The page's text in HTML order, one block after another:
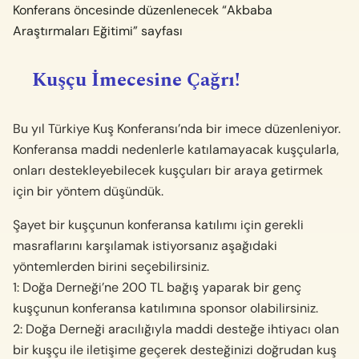
Konferans öncesinde düzenlenecek “Akbaba
Araştırmaları Eğitimi” sayfası
Kuşçu İmecesine Çağrı!
Bu yıl Türkiye Kuş Konferansı’nda bir imece düzenleniyor.
Konferansa maddi nedenlerle katılamayacak kuşçularla,
onları destekleyebilecek kuşçuları bir araya getirmek
için bir yöntem düşündük.
Şayet bir kuşçunun konferansa katılımı için gerekli
masraflarını karşılamak istiyorsanız aşağıdaki
yöntemlerden birini seçebilirsiniz.
1: Doğa Derneği’ne 200 TL bağış yaparak bir genç
kuşçunun konferansa katılımına sponsor olabilirsiniz.
2: Doğa Derneği aracılığıyla maddi desteğe ihtiyacı olan
bir kuşçu ile iletişime geçerek desteğinizi doğrudan kuş